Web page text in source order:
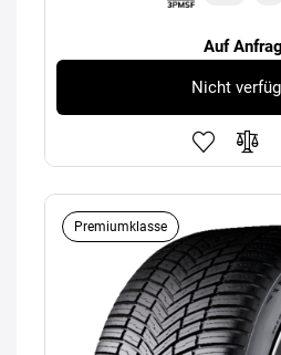
Auf
Nicht
Premiumklasse